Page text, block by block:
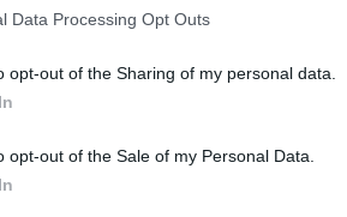
Data Processing Opt Outs
opt-out of the Sharing of my personal data.
opt-out of the Sale of my Personal Data.